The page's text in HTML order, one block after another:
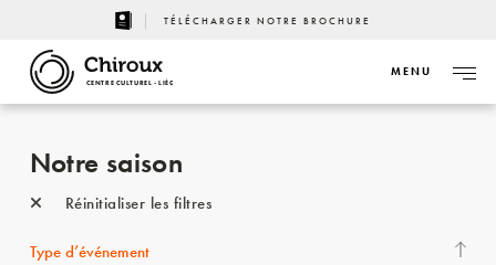
TÉLÉCHARGER NOTRE BROCHURE
CENTRE CULTUREL - LIÈGE
MENU
Notre saison
Réinitialiser les filtres
Type d’événement